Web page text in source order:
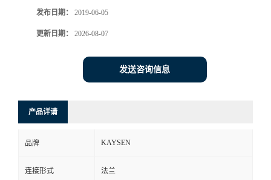
发布日期： 2019-06-05
更新日期： 2026-08-07
发送咨询信息
产品详请
品牌 KAYSEN
连接形式 法兰